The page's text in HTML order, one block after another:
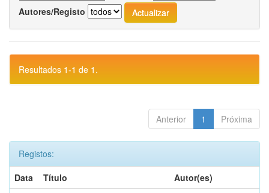
Autores/Registo
Resultados 1-1 de 1.
Anterior 1 Próxima
Registos:
Data
Título
Autor(es)